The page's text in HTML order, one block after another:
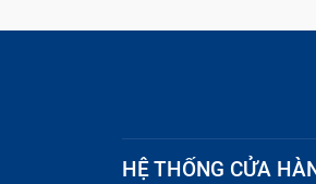
HỆ THỐNG CỬA